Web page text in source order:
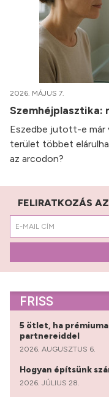
2026. MÁJUS 7.
Eszedbe jutott-e már
terület többet
az arcodon?
FELIRATKOZÁS AZ
FRISS
5 ötlet, ha
partnereiddel
2026. AUGUSZTUS 6.
Hogyan építsünk
2026. JÚLIUS 28.